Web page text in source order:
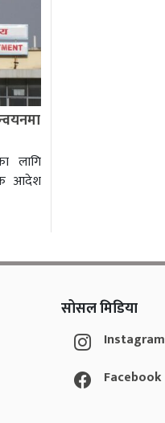
लागि
आदेश
सोसल मिडिया
Instagram
Facebook